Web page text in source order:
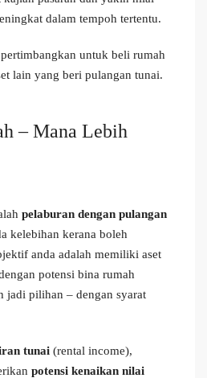
dalam tempoh tertentu.
untuk beli rumah
lain yang beri pulangan tunai.
– Mana Lebih
pelaburan dengan pulangan
kelebihan kerana boleh
anda adalah memiliki aset
potensi bina rumah
jadi pilihan – dengan syarat
tunai (rental income),
potensi kenaikan nilai